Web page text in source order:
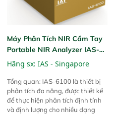
Máy Phân Tích NIR Cầm Tay
Portable NIR Analyzer IAS-
6100
Hãng sx: IAS - Singapore
Tổng quan: IAS-6100 là thiết bị
phân tích đa năng, được thiết kế
để thực hiện phân tích định tính
và định lượng cho nhiều dạng